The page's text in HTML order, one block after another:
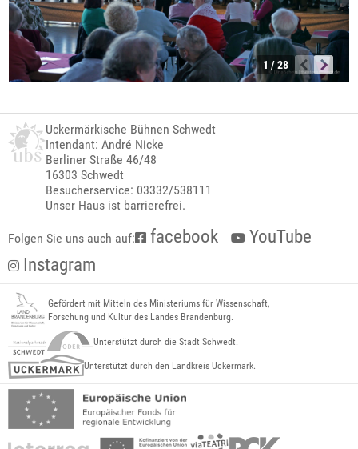
1 / 28
Uckermärkische Bühnen Schwedt
Intendant: André Nicke
Berliner Straße 46/48
16303 Schwedt
Besucherservice: 03332/538111
Unser Haus ist barrierefrei.
Folgen Sie uns auch auf: facebook
YouTube
Instagram
Gefördert mit Mitteln des Ministeriums für Wissenschaft,
Forschung und Kultur des Landes Brandenburg.
Unterstützt durch die Stadt Schwedt.
Unterstützt durch den Landkreis Uckermark.